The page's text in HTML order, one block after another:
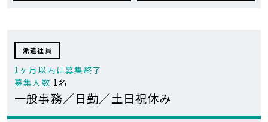
派遣社員
1ヶ月以内に募集終了
募集人数 1名
一般事務／日勤／土日祝休み